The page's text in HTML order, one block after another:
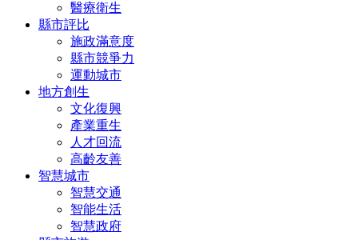
醫療衛生
縣市評比
施政滿意度
縣市競爭力
運動城市
地方創生
文化復興
產業重生
人才回流
高齡友善
智慧城市
智慧交通
智能生活
智慧政府